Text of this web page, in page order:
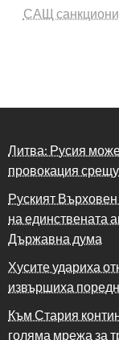
САЩ
Литва: Русия
провокация
Руският
на единствената
Държавна дума
Хусите удариха
извършиха
Към Стария
голяма мрежа за